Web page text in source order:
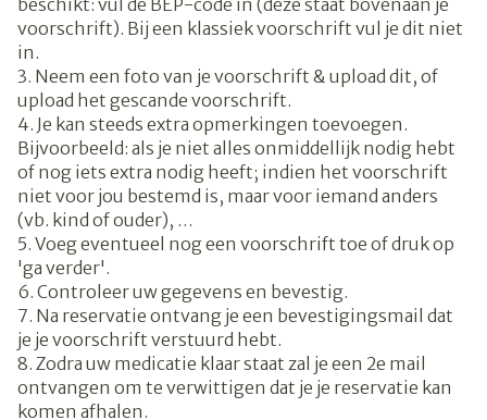
voorschrift). Bij een klassiek voorschrift vul je dit niet
in.
3. Neem een foto van je voorschrift & upload dit, of
upload het gescande voorschrift.
4. Je kan steeds extra opmerkingen toevoegen.
Bijvoorbeeld: als je niet alles onmiddellijk nodig hebt
of nog iets extra nodig heeft; indien het voorschrift
niet voor jou bestemd is, maar voor iemand anders
(vb. kind of ouder), …
5. Voeg eventueel nog een voorschrift toe of druk op
'ga verder'.
6. Controleer uw gegevens en bevestig.
7. Na reservatie ontvang je een bevestigingsmail dat
je je voorschrift verstuurd hebt.
8. Zodra uw medicatie klaar staat zal je een 2e mail
ontvangen om te verwittigen dat je je reservatie kan
komen afhalen.